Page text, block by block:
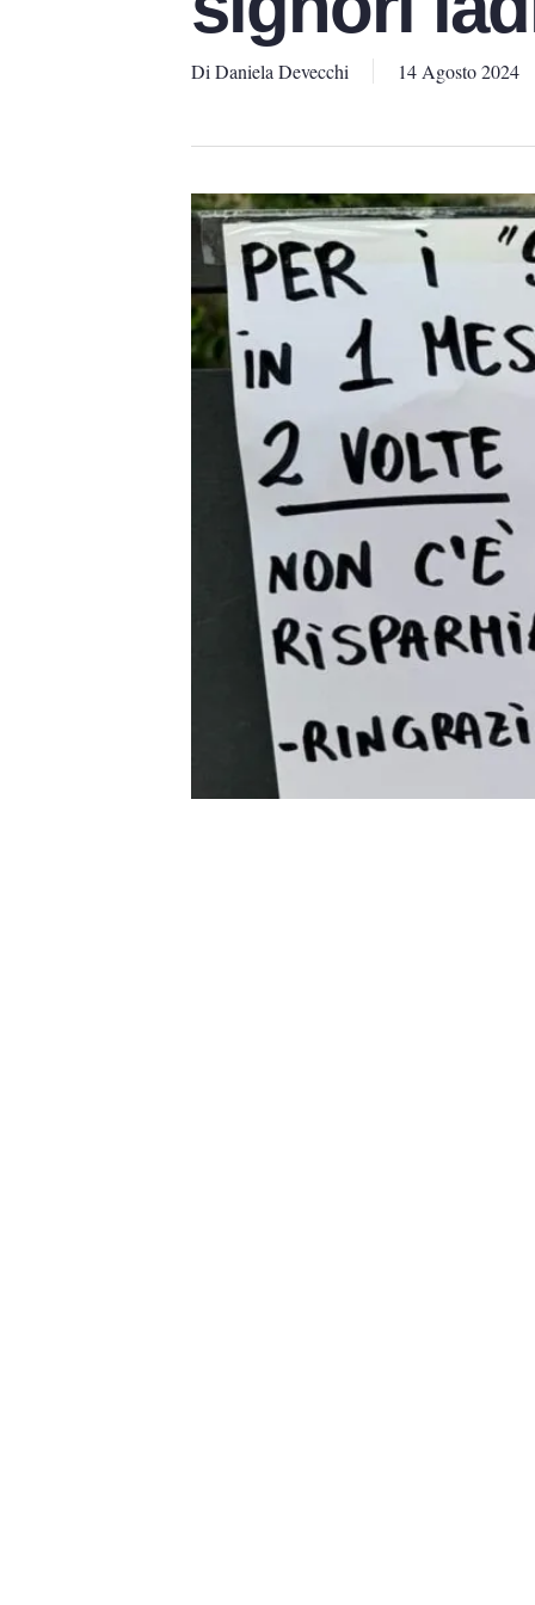
Di Daniela Devecchi 14 Agosto 2024